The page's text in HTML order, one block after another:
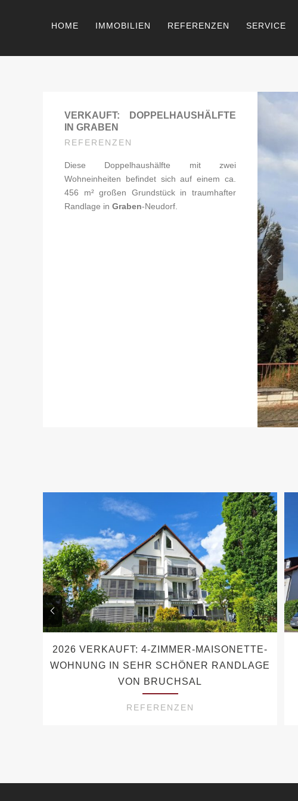
HOME IMMOBILIEN REFERENZEN SERVICE
VERKAUFT: DOPPELHAUSHÄLFTE
IN GRABEN
REFERENZEN
Diese Doppelhaushälfte mit zwei
Wohneinheiten befindet sich auf einem ca.
456 m² großen Grundstück in traumhafter
Randlage in Graben-Neudorf.
2026 VERKAUFT: 4-ZIMMER-MAISONETTE-
WOHNUNG IN SEHR SCHÖNER RANDLAGE
VON BRUCHSAL
REFERENZEN